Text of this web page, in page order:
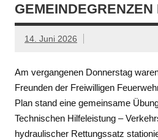
GEMEINDEGRENZEN
14. Juni 2026
Am vergangenen Donnerstag
Freunden der Freiwilligen
Plan stand eine gemeinsame
Technischen Hilfeleistung –
hydraulischer Rettungssatz